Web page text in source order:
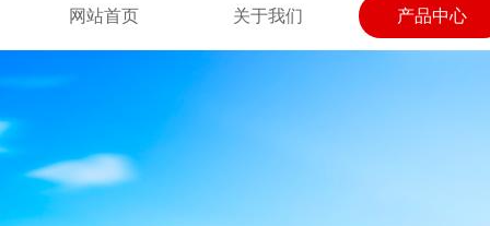
网站首页 关于我们 产品中心